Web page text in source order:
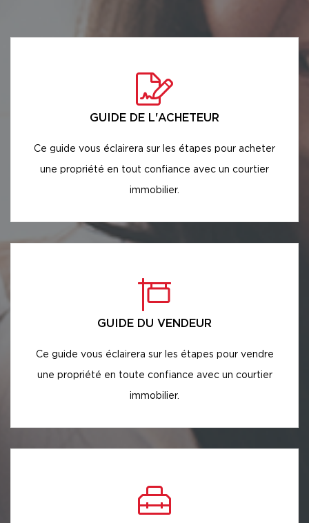
GUIDE DE L'ACHETEUR
Ce guide vous éclairera sur les étapes pour acheter
une propriété en tout confiance avec un courtier
immobilier.
GUIDE DU VENDEUR
Ce guide vous éclairera sur les étapes pour vendre
une propriété en toute confiance avec un courtier
immobilier.